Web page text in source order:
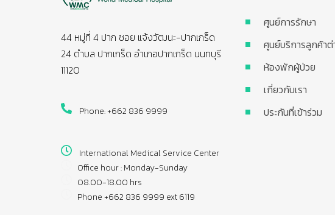
44 หมู่ที่ 4 ปาก ซอย แจ้งวัฒนะ-ปากเกร็ด
24 ตำบล ปากเกร็ด อำเภอปากเกร็ด นนทบุรี
11120
Phone: +662 836 9999
International Medical Service Center
Office hour : Monday-Sunday
08.00-18.00 hrs
Phone +662 836 9999 ext 6119
ศูนย์การรักษา
ศูนย์บริการลูกค้าต่
ห้องพักผู้ป่วย
เกี่ยวกับเรา
ประกันที่เข้าร่วม